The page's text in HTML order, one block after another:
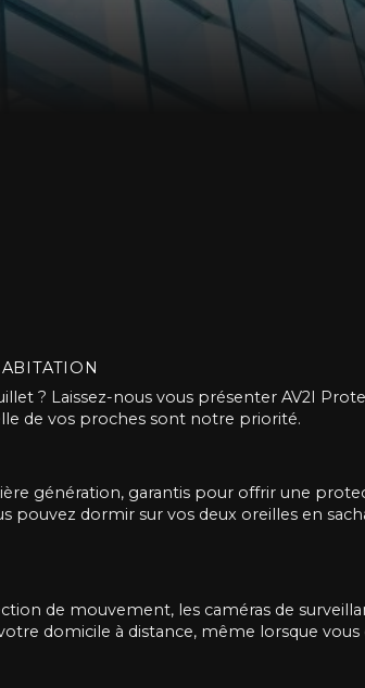
? Laissez-nous vous présenter AV2I
de vos proches sont notre priorité.
génération, garantis pour offrir une
pouvez dormir sur vos deux oreilles en
de mouvement, les caméras de
domicile à distance, même lorsque vous